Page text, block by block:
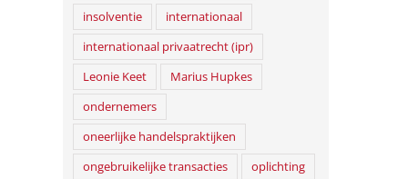
insolventie
internationaal
internationaal privaatrecht (ipr)
Leonie Keet
Marius Hupkes
ondernemers
oneerlijke handelspraktijken
ongebruikelijke transacties
oplichting